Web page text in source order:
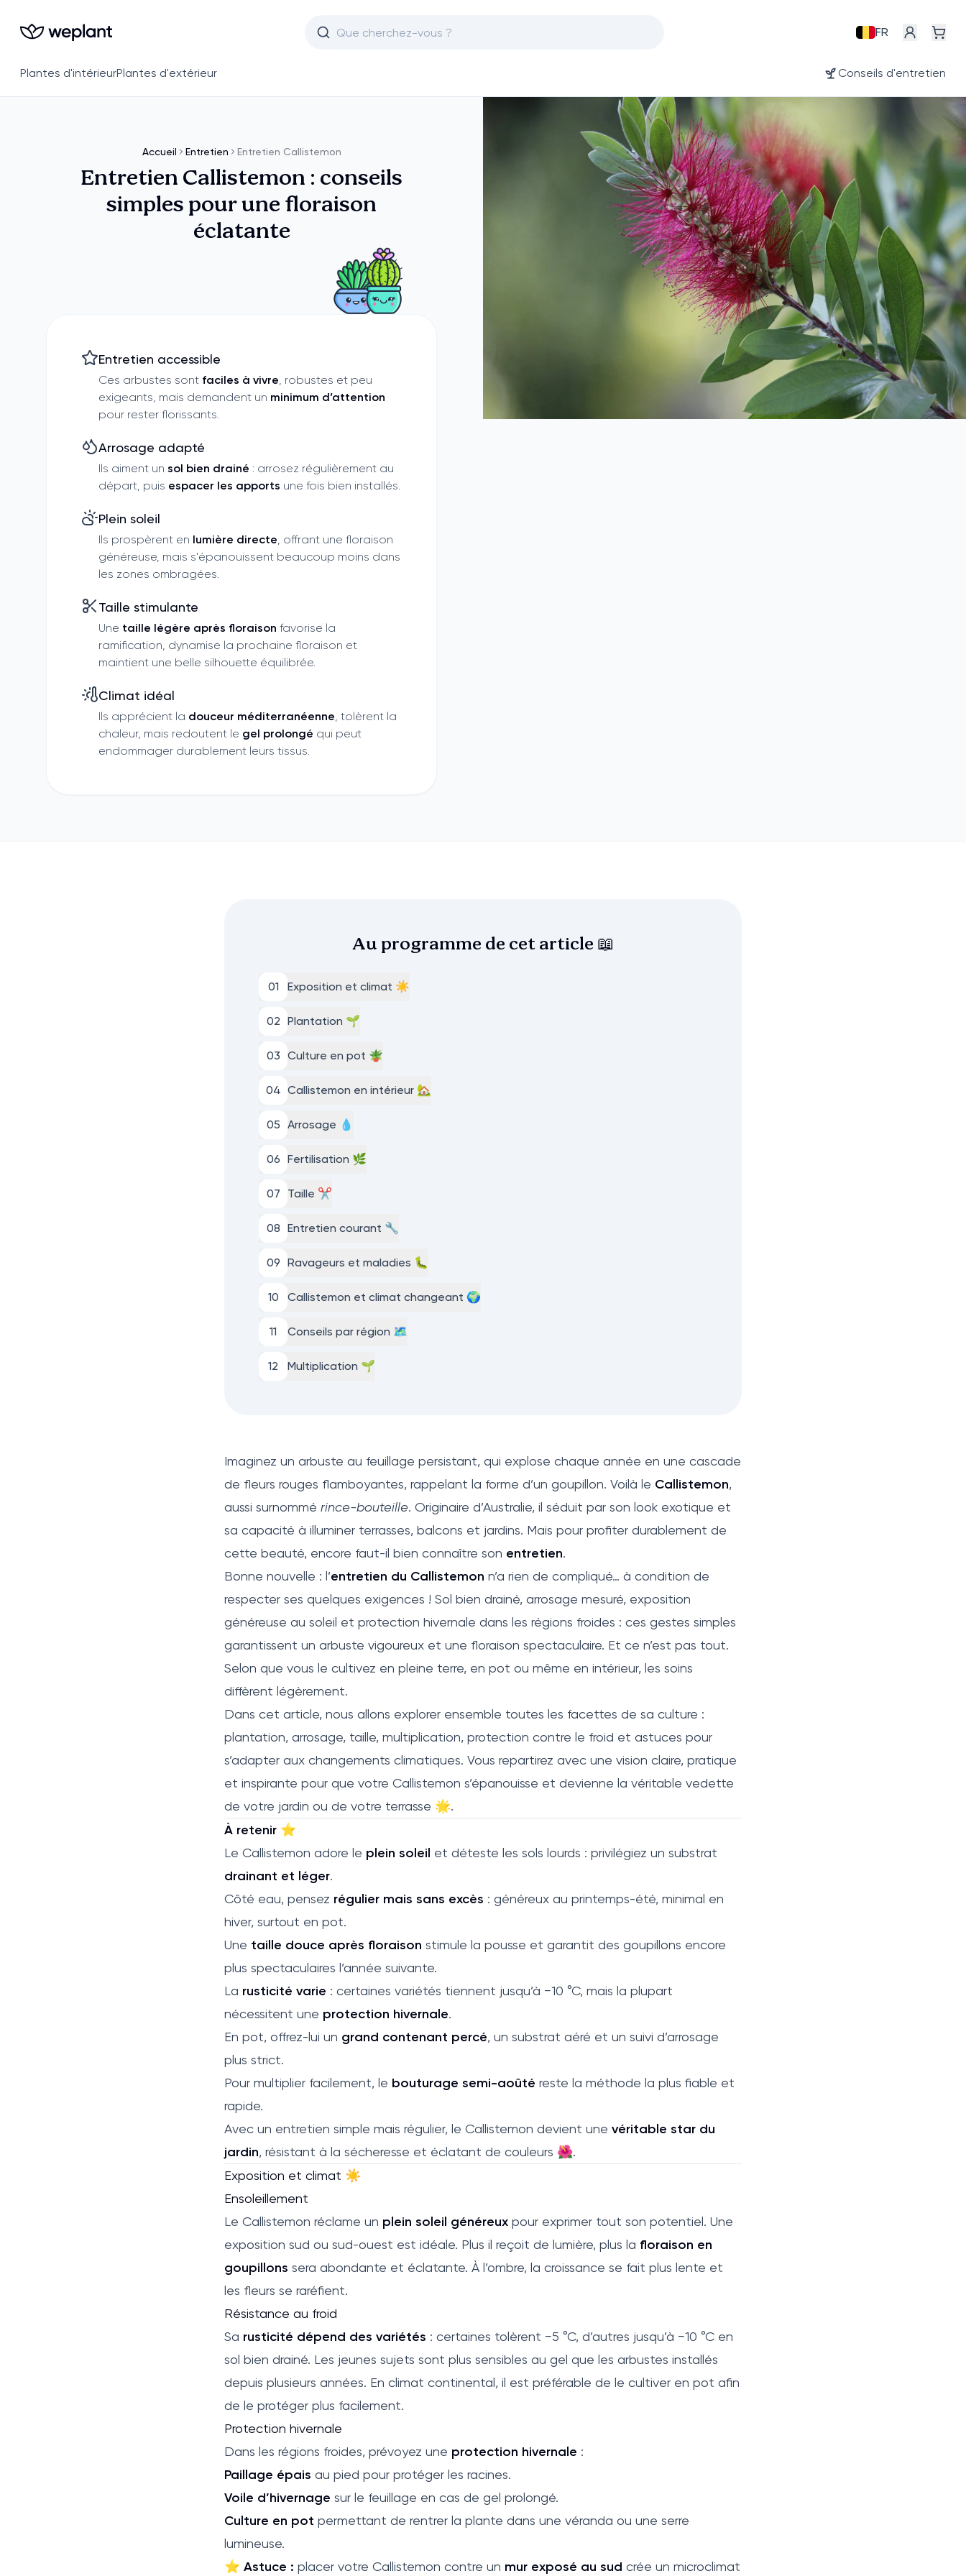
FR
Plantes d'intérieurPlantes d'extérieur Conseils d'entretien
Accueil Entretien Entretien Callistemon
Entretien Callistemon : conseils
simples pour une floraison
éclatante
Entretien accessible
Ces arbustes sont faciles à vivre , robustes et peu
exigeants, mais demandent un minimum d’attention
pour rester florissants.
Arrosage adapté
Ils aiment un sol bien drainé : arrosez régulièrement au
départ, puis espacer les apports une fois bien installés.
Plein soleil
Ils prospèrent en lumière directe , offrant une floraison
généreuse, mais s’épanouissent beaucoup moins dans
les zones ombragées.
Taille stimulante
Une taille légère après floraison favorise la
ramification, dynamise la prochaine floraison et
maintient une belle silhouette équilibrée.
Climat idéal
Ils apprécient la douceur méditerranéenne , tolèrent la
chaleur, mais redoutent le gel prolongé qui peut
endommager durablement leurs tissus.
Au programme de cet article 📖
01 Exposition et climat ☀️
02 Plantation 🌱
03 Culture en pot 🪴
04 Callistemon en intérieur 🏡
05 Arrosage 💧
06 Fertilisation 🌿
07 Taille ✂️
08 Entretien courant 🔧
09 Ravageurs et maladies 🐛
10 Callistemon et climat changeant 🌍
11 Conseils par région 🗺️
12 Multiplication 🌱
Imaginez un arbuste au feuillage persistant, qui explose chaque année en une cascade
de fleurs rouges flamboyantes, rappelant la forme d’un goupillon. Voilà le Callistemon,
aussi surnommé rince-bouteille. Originaire d’Australie, il séduit par son look exotique et
sa capacité à illuminer terrasses, balcons et jardins. Mais pour profiter durablement de
cette beauté, encore faut-il bien connaître son entretien.
Bonne nouvelle : l’entretien du Callistemon n’a rien de compliqué… à condition de
respecter ses quelques exigences ! Sol bien drainé, arrosage mesuré, exposition
généreuse au soleil et protection hivernale dans les régions froides : ces gestes simples
garantissent un arbuste vigoureux et une floraison spectaculaire. Et ce n’est pas tout.
Selon que vous le cultivez en pleine terre, en pot ou même en intérieur, les soins
diffèrent légèrement.
Dans cet article, nous allons explorer ensemble toutes les facettes de sa culture :
plantation, arrosage, taille, multiplication, protection contre le froid et astuces pour
s’adapter aux changements climatiques. Vous repartirez avec une vision claire, pratique
et inspirante pour que votre Callistemon s’épanouisse et devienne la véritable vedette
de votre jardin ou de votre terrasse 🌟.
À retenir ⭐
Le Callistemon adore le plein soleil et déteste les sols lourds : privilégiez un substrat
drainant et léger.
Côté eau, pensez régulier mais sans excès : généreux au printemps-été, minimal en
hiver, surtout en pot.
Une taille douce après floraison stimule la pousse et garantit des goupillons encore
plus spectaculaires l’année suivante.
La rusticité varie : certaines variétés tiennent jusqu’à −10 °C, mais la plupart
nécessitent une protection hivernale.
En pot, offrez-lui un grand contenant percé, un substrat aéré et un suivi d’arrosage
plus strict.
Pour multiplier facilement, le bouturage semi-aoûté reste la méthode la plus fiable et
rapide.
Avec un entretien simple mais régulier, le Callistemon devient une véritable star du
jardin, résistant à la sécheresse et éclatant de couleurs 🌺.
Exposition et climat ☀️
Ensoleillement
Le Callistemon réclame un plein soleil généreux pour exprimer tout son potentiel. Une
exposition sud ou sud-ouest est idéale. Plus il reçoit de lumière, plus la floraison en
goupillons sera abondante et éclatante. À l’ombre, la croissance se fait plus lente et
les fleurs se raréfient.
Résistance au froid
Sa rusticité dépend des variétés : certaines tolèrent −5 °C, d’autres jusqu’à −10 °C en
sol bien drainé. Les jeunes sujets sont plus sensibles au gel que les arbustes installés
depuis plusieurs années. En climat continental, il est préférable de le cultiver en pot afin
de le protéger plus facilement.
Protection hivernale
Dans les régions froides, prévoyez une protection hivernale :
Paillage épais au pied pour protéger les racines.
Voile d’hivernage sur le feuillage en cas de gel prolongé.
Culture en pot permettant de rentrer la plante dans une véranda ou une serre
lumineuse.
⭐ Astuce : placer votre Callistemon contre un mur exposé au sud crée un microclimat